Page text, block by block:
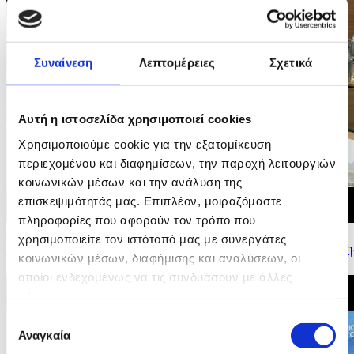
Συναίνεση Λεπτομέρειες Σχετικά
Αυτή η ιστοσελίδα χρησιμοποιεί cookies
Χρησιμοποιούμε cookie για την εξατομίκευση
περιεχομένου και διαφημίσεων, την παροχή λειτουργιών
κοινωνικών μέσων και την ανάλυση της
επισκεψιμότητάς μας. Επιπλέον, μοιραζόμαστε
πληροφορίες που αφορούν τον τρόπο που
χρησιμοποιείτε τον ιστότοπό μας με συνεργάτες
κοινωνικών μέσων, διαφήμισης και αναλύσεων, οι
οποίοι ενδεχομένως να τις συνδυάσουν με άλλες
των υπηρεσιών τους.
συγκατάθεσης
Αναγκαία
09/07/2026 16:19
Δήλωση Υπουργού Εσωτερικών για τα αποτελέσματα
Κυπριακής Προεδρίας του Συμβουλίου της...